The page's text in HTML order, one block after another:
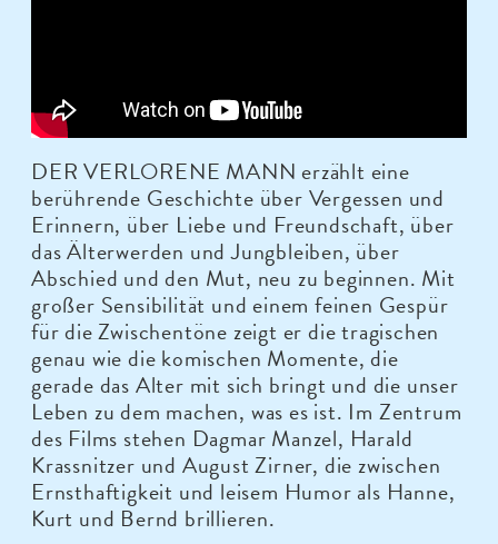
DER VERLORENE MANN erzählt eine
berührende Geschichte über Vergessen und
Erinnern, über Liebe und Freundschaft, über
das Älterwerden und Jungbleiben, über
Abschied und den Mut, neu zu beginnen. Mit
großer Sensibilität und einem feinen Gespür
für die Zwischentöne zeigt er die tragischen
genau wie die komischen Momente, die
gerade das Alter mit sich bringt und die unser
Leben zu dem machen, was es ist. Im Zentrum
des Films stehen Dagmar Manzel, Harald
Krassnitzer und August Zirner, die zwischen
Ernsthaftigkeit und leisem Humor als Hanne,
Kurt und Bernd brillieren.